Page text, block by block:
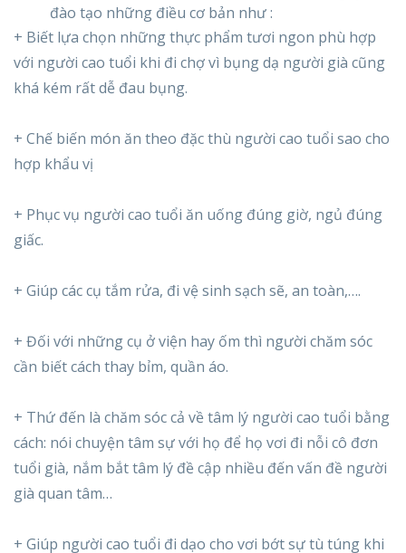
đào tạo những điều cơ bản như :
+ Biết lựa chọn những thực phẩm tươi ngon phù hợp
với người cao tuổi khi đi chợ vì bụng dạ người già cũng
khá kém rất dễ đau bụng.
+ Chế biến món ăn theo đặc thù người cao tuổi sao cho
hợp khẩu vị
+ Phục vụ người cao tuổi ăn uống đúng giờ, ngủ đúng
giấc.
+ Giúp các cụ tắm rửa, đi vệ sinh sạch sẽ, an toàn,….
+ Đối với những cụ ở viện hay ốm thì người chăm sóc
cần biết cách thay bỉm, quần áo.
+ Thứ đến là chăm sóc cả về tâm lý người cao tuổi bằng
cách: nói chuyện tâm sự với họ để họ vơi đi nỗi cô đơn
tuổi già, nắm bắt tâm lý đề cập nhiều đến vấn đề người
già quan tâm…
+ Giúp người cao tuổi đi dạo cho vơi bớt sự tù túng khi